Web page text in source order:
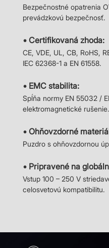
Bezpečnostné opatrenia
prevádzkovú bezpečnosť.
• Certifikovaná zhoda:
CE, VDE, UL, CB, RoHS,
IEC 62368-1 a EN 61558.
• EMC stabilita:
Spĺňa normy EN 55032 /
elektromagnetické rušenie.
• Ohňovzdorné
Puzdro s ohňovzdornou
• Pripravené na
Vstup 100 – 250 V
celosvetovú kompatibilitu.